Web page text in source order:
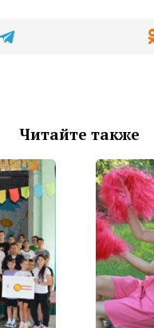
Читайте также